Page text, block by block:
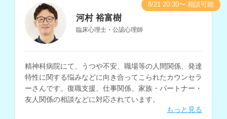
河村 裕富樹
臨床心理士・公認心理師
精神科病院にて、うつや不安、職場等の人間関係、発達
特性に関する悩みなどに向き合ってこられたカウンセラ
ーさんです。復職支援、仕事関係、家族・パートナー・
友人関係の相談などに対応されています。
もっと見る
8/21 20:30〜 相談可能